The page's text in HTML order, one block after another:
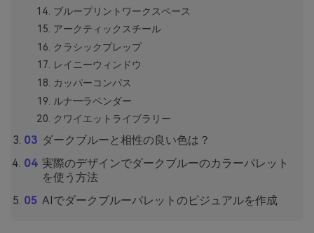
ブループリントワークスペース
アークティックスチール
クラシックプレップ
レイニーウィンドウ
カッパーコンパス
ルナ―ラベンダー
クワイエットライブラリー
ダークブルーと相性の良い色は？
実際のデザインでダークブルーのカラーパレット
を使う方法
AIでダークブルーパレットのビジュアルを作成